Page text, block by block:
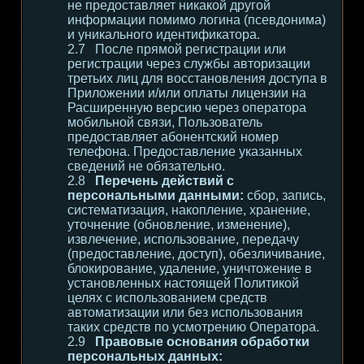
не предоставляет никакой другой
информации помимо логина (псевдонима)
и уникального идентификатора.
После прямой регистрации или
регистрации через службы авторизации
третьих лиц для восстановления доступа в
Приложении и/или оплаты лицензии на
Расширенную версию через оператора
мобильной связи, Пользователь
предоставляет абонентский номер
телефона. Предоставление указанных
сведений не обязательно.
Перечень действий с
персональными данными: сбор, запись,
систематизация, накопление, хранение,
уточнение (обновление, изменение),
извлечение, использование, передачу
(предоставление, доступ), обезличивание,
блокирование, удаление, уничтожение в
установленных настоящей Политикой
целях с использованием средств
автоматизации или без использования
таких средств по усмотрению Оператора.
Правовые основания обработки
персональных данных: